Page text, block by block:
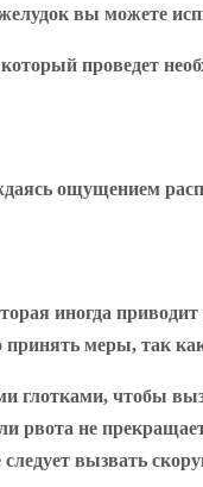
вы можете
проведет
ощущением
иногда
меры, так
глотками, чтобы
рвота не
вызвать